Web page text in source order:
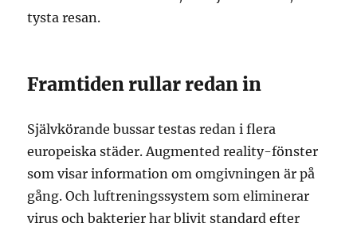
tysta resan.
Framtiden rullar redan in
Självkörande bussar testas redan i flera
europeiska städer. Augmented reality-fönster
som visar information om omgivningen är på
gång. Och luftreningssystem som eliminerar
virus och bakterier har blivit standard efter